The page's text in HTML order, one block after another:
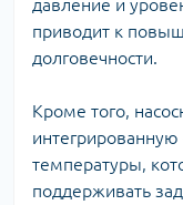
давление и
приводит к
долговечности.
Кроме того,
интегрированную
температуры,
поддерживать